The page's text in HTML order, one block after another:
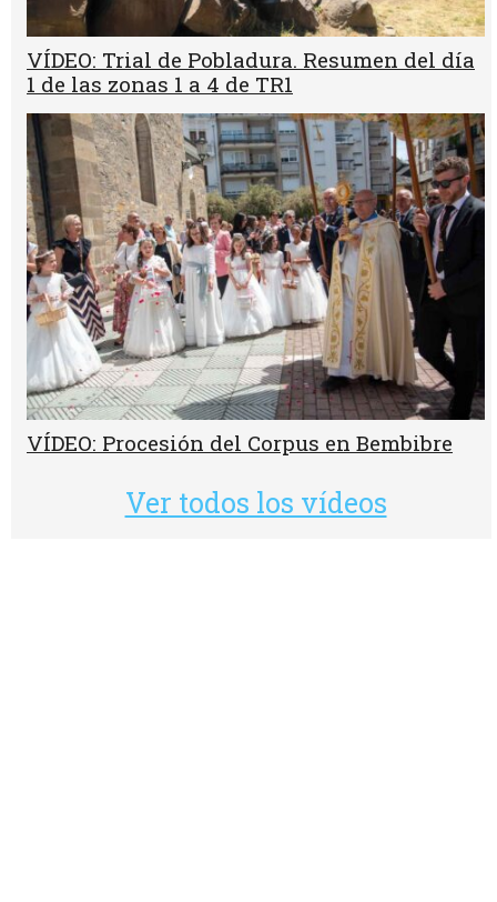
VÍDEO: Trial de Pobladura. Resumen del día
1 de las zonas 1 a 4 de TR1
VÍDEO: Procesión del Corpus en Bembibre
Ver todos los vídeos